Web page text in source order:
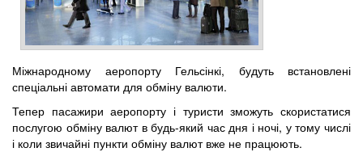
Міжнародному аеропорту Гельсінкі, будуть встановлені
спеціальні автомати для обміну валюти.
Тепер пасажири аеропорту і туристи зможуть скористатися
послугою обміну валют в будь-який час дня і ночі, у тому числі
і коли звичайні пункти обміну валют вже не працюють.